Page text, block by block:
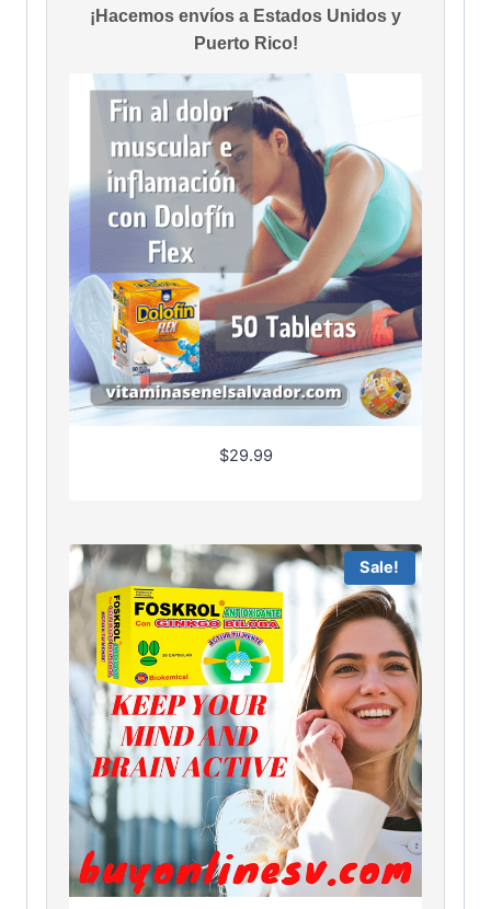
¡Hacemos envíos a Estados Unidos y
Puerto Rico!
$29.99
Sale!